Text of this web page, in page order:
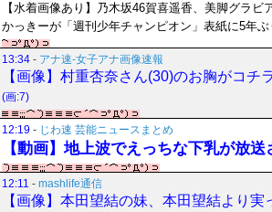
【水着画像あり】乃木坂46賀喜遥香、美脚グラビ
かっきーが「週刊少年チャンピオン」表紙に5年ぶ
13:34 - アナ速‐女子アナ画像速報
【画像】村重杏奈さん(30)のお胸がコ
(画:7)
12:19 - じわ速 芸能ニュースまとめ
【動画】地上波でえっちな下乳が放
12:11 - mashlife通信
【画像】本田望結の妹、本田望結より実